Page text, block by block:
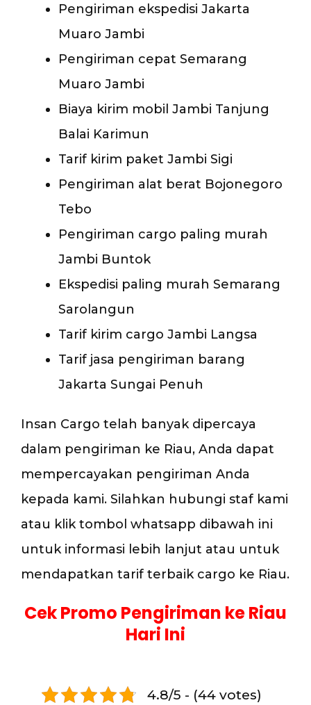
Pengiriman ekspedisi Jakarta
Muaro Jambi
Pengiriman cepat Semarang
Muaro Jambi
Biaya kirim mobil Jambi Tanjung
Balai Karimun
Tarif kirim paket Jambi Sigi
Pengiriman alat berat Bojonegoro
Tebo
Pengiriman cargo paling murah
Jambi Buntok
Ekspedisi paling murah Semarang
Sarolangun
Tarif kirim cargo Jambi Langsa
Tarif jasa pengiriman barang
Jakarta Sungai Penuh
Insan Cargo telah banyak dipercaya
dalam pengiriman ke Riau, Anda dapat
mempercayakan pengiriman Anda
kepada kami. Silahkan hubungi staf kami
atau klik tombol whatsapp dibawah ini
untuk informasi lebih lanjut atau untuk
mendapatkan tarif terbaik cargo ke Riau.
Cek Promo Pengiriman ke Riau
Hari Ini
4.8/5 - (44 votes)